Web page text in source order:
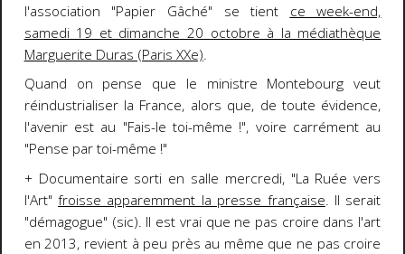
l'association "Papier Gâché" se tient ce week-end,
samedi 19 et dimanche 20 octobre à la médiathèque
Marguerite Duras (Paris XXe).
Quand on pense que le ministre Montebourg veut
réindustrialiser la France, alors que, de toute évidence,
l'avenir est au "Fais-le toi-même !", voire carrément au
"Pense par toi-même !"
+ Documentaire sorti en salle mercredi, "La Ruée vers
l'Art"froisse apparemment la presse française. Il serait
"démagogue" (sic). Il est vrai que ne pas croire dans l'art
en 2013, revient à peu près au même que ne pas croire